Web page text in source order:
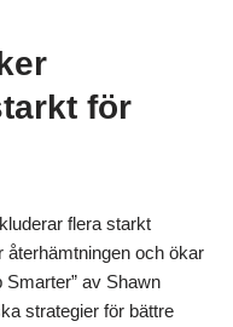
för
flera starkt
återhämtningen och ökar
Smarter” av Shawn
strategier för bättre